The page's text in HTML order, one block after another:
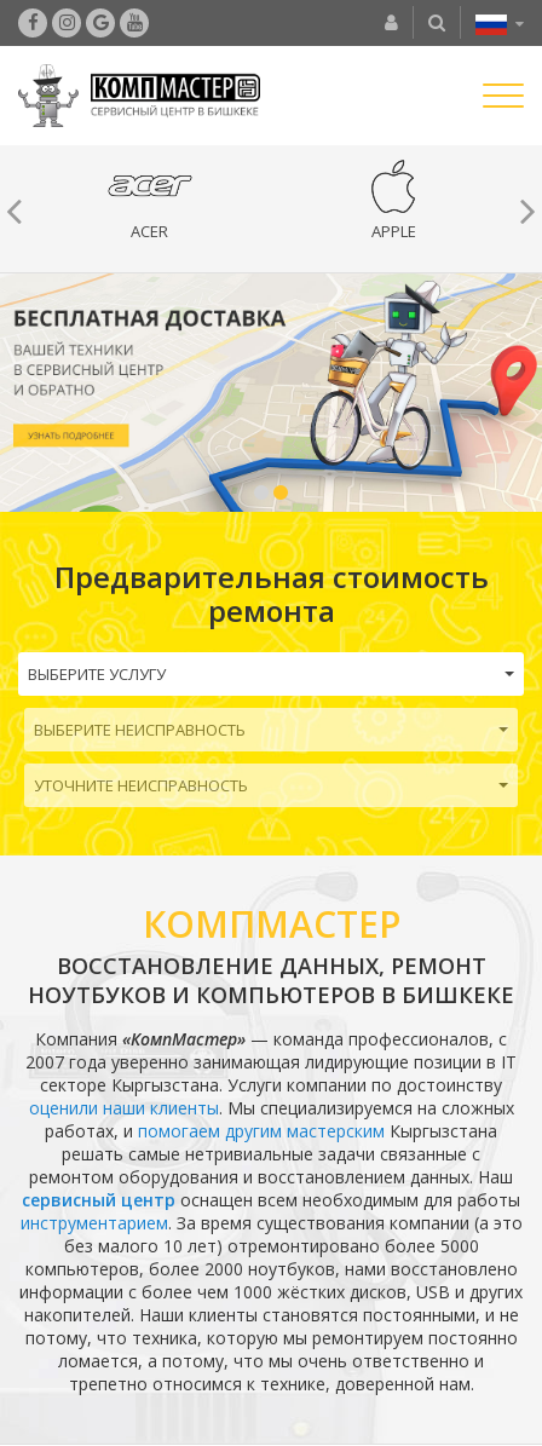
ACER APPLE
Предварительная стоимость
ремонта
ВЫБЕРИТЕ УСЛУГУ
ВЫБЕРИТЕ НЕИСПРАВНОСТЬ
УТОЧНИТЕ НЕИСПРАВНОСТЬ
КОМПМАСТЕР
ВОССТАНОВЛЕНИЕ ДАННЫХ, РЕМОНТ
НОУТБУКОВ И КОМПЬЮТЕРОВ В БИШКЕКЕ
Компания «КомпМастер» — команда профессионалов, с
2007 года уверенно занимающая лидирующие позиции в IT
секторе Кыргызстана. Услуги компании по достоинству
оценили наши клиенты. Мы специализируемся на сложных
работах, и помогаем другим мастерским Кыргызстана
решать самые нетривиальные задачи связанные с
ремонтом оборудования и восстановлением данных. Наш
сервисный центр оснащен всем необходимым для работы
инструментарием. За время существования компании (а это
без малого 10 лет) отремонтировано более 5000
компьютеров, более 2000 ноутбуков, нами восстановлено
информации с более чем 1000 жёстких дисков, USB и других
накопителей. Наши клиенты становятся постоянными, и не
потому, что техника, которую мы ремонтируем постоянно
ломается, а потому, что мы очень ответственно и
трепетно относимся к технике, доверенной нам.